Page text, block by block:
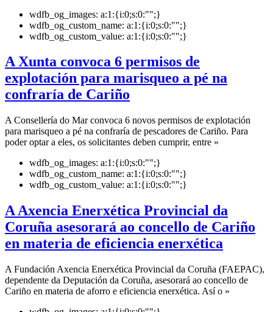
wdfb_og_images: a:1:{i:0;s:0:"";}
wdfb_og_custom_name: a:1:{i:0;s:0:"";}
wdfb_og_custom_value: a:1:{i:0;s:0:"";}
A Xunta convoca 6 permisos de
explotación para marisqueo a pé na
confraría de Cariño
A Consellería do Mar convoca 6 novos permisos de explotación
para marisqueo a pé na confraría de pescadores de Cariño. Para
poder optar a eles, os solicitantes deben cumprir, entre »
wdfb_og_images: a:1:{i:0;s:0:"";}
wdfb_og_custom_name: a:1:{i:0;s:0:"";}
wdfb_og_custom_value: a:1:{i:0;s:0:"";}
A Axencia Enerxética Provincial da
Coruña asesorará ao concello de Cariño
en materia de eficiencia enerxética
A Fundación Axencia Enerxética Provincial da Coruña (FAEPAC),
dependente da Deputación da Coruña, asesorará ao concello de
Cariño en materia de aforro e eficiencia enerxética. Así o »